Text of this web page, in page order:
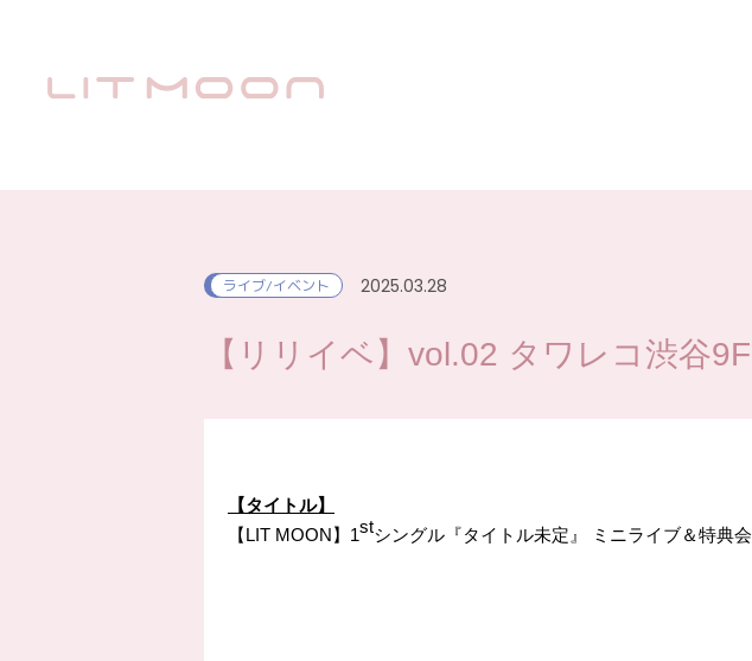
ライブ/イベント 2025.03.28
【リリイベ】vol.02 タワレコ渋谷9F
【タイトル】
【LIT MOON】1stシングル『タイトル未定』 ミニライブ＆特典会